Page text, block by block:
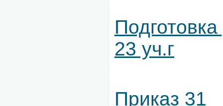
23 уч.г
Приказ 31